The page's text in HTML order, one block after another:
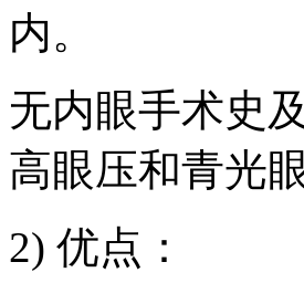
内。
无内眼手术史
高眼压和青光
2) 优点：